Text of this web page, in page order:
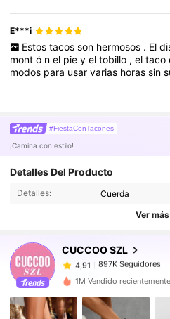
E***i
Estos tacos son hermosos . El
montó nel pieyeltobillo ,eltaco
modos para usarvarias horassin
#FiestaConTacones
¡Camina con estilo!
Detalles Del Producto
Detalles: Cuerda
Ver más
CUCCOO SZL
4,91
897K Seguidores
4,91
897K Seguidores
j***3
pagó Hace 1 día
4,91 897K Seguidores
1M Vendido recientemente